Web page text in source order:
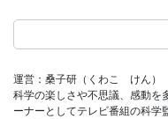
運営：桑子研（くわこ　けん）
科学の楽しさや不思議、感動を
ーナーとしてテレビ番組の科学